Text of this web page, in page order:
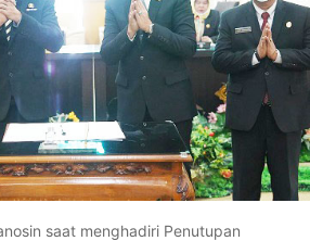
saat menghadiri Penutupan